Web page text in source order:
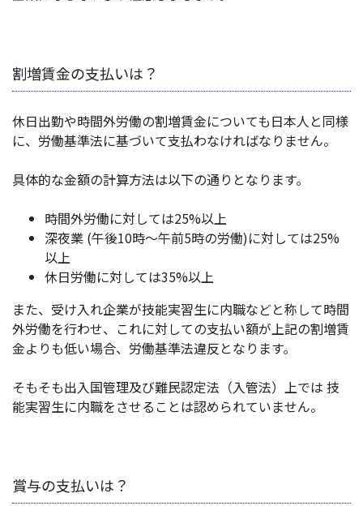
割増賃金の支払いは？
休日出勤や時間外労働の割増賃金についても日本人と同様
に、労働基準法に基づいて支払わなければなりません。
具体的な金額の計算方法は以下の通りとなります。
時間外労働に対しては25%以上
深夜業 (午後10時～午前5時の労働)に対しては25%
以上
休日労働に対しては35%以上
また、受け入れ企業が技能実習生に内職などと称して時間
外労働を行わせ、これに対しての支払い額が上記の割増賃
金よりも低い場合、労働基準法違反となります。
そもそも出入国管理及び難民認定法（入管法）上では 技
能実習生に内職をさせることは認められていません。
賞与の支払いは？